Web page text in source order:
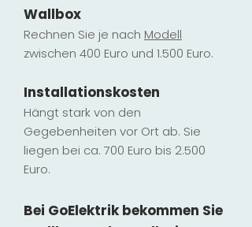
Wallbox
Rechnen Sie je nach Modell
zwischen 400 Euro und 1.500 Euro.
Installationskosten
Hängt stark von den
Gegebenheiten vor Ort ab. Sie
liegen bei ca. 700 Euro bis 2.500
Euro.
Bei GoElektrik bekommen Sie